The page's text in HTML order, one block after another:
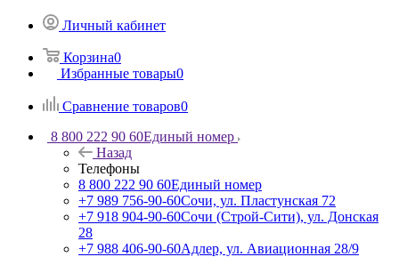
Личный кабинет
Корзина0
Избранные товары0
Сравнение товаров0
8 800 222 90 60Единый номер
Назад
Телефоны
8 800 222 90 60Единый номер
+7 989 756-90-60Сочи, ул. Пластунская 72
+7 918 904-90-60Сочи (Строй-Сити), ул. Донская
28
+7 988 406-90-60Адлер, ул. Авиационная 28/9